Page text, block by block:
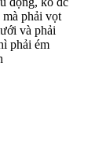
phải vọt
và phải
phải ém